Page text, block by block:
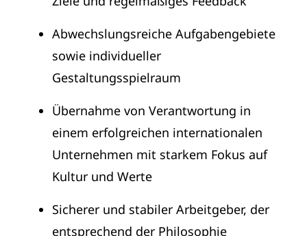
Abwechslungsreiche Aufgabengebiete
sowie individueller
Gestaltungsspielraum
Übernahme von Verantwortung in
einem erfolgreichen internationalen
Unternehmen mit starkem Fokus auf
Kultur und Werte
Sicherer und stabiler Arbeitgeber, der
entsprechend der Philosophie